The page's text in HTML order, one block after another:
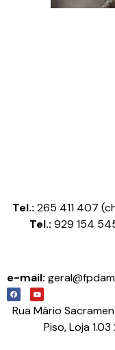
Tel.: 265 411 407
Tel.: 929 154
e-mail:
Rua Mário
Piso, Loja